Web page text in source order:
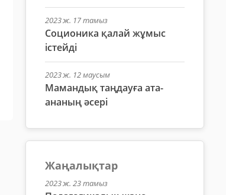
2023 ж. 17 тамыз
Соционика қалай жұмыс
істейді
2023 ж. 12 маусым
Мамандық таңдауға ата-
ананың әсері
Жаңалықтар
2023 ж. 23 тамыз